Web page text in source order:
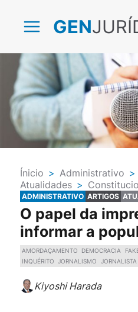
GEN
Ínicio > Administrativo >
Atualidades >
ADMINISTRATIVO ARTIGOS
O papel da
informar a
AMORDAÇAMENTO DEMOCRACIA
INQUÉRITO JORNALISMO JORNALISTA
Kiyoshi Harada